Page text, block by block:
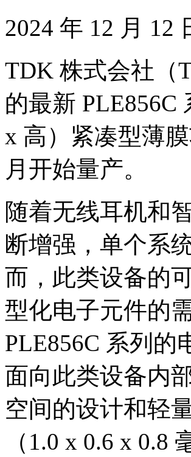
2024 年 12 月 12
TDK 株式会社（
的最新 PLE856C
x 高）紧凑型薄
月开始量产。
随着无线耳机和
断增强，单个系
而，此类设备的
型化电子元件的需
PLE856C 系列的
面向此类设备内
空间的设计和轻
（1.0 x 0.6 x 0.8